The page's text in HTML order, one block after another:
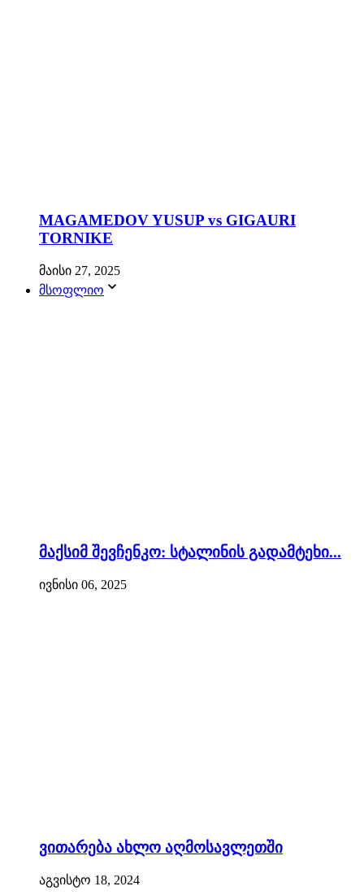
MAGAMEDOV YUSUP vs GIGAURI
TORNIKE
მაისი 27, 2025
მსოფლიო
მაქსიმ შევჩენკო: სტალინის გადამტეხი...
ივნისი 06, 2025
ვითარება ახლო აღმოსავლეთში
აგვისტო 18, 2024